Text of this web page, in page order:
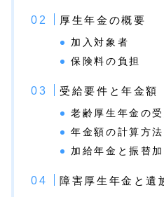
厚生年金の概要
加入対象者
保険料の負担
受給要件と年金額
老齢厚生年金の
年金額の計算方法
加給年金と振替
障害厚生年金と遺